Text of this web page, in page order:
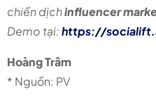
chiến dịchinfluencer
Demo tại:https://
Hoàng Trâm
* Nguồn: PV